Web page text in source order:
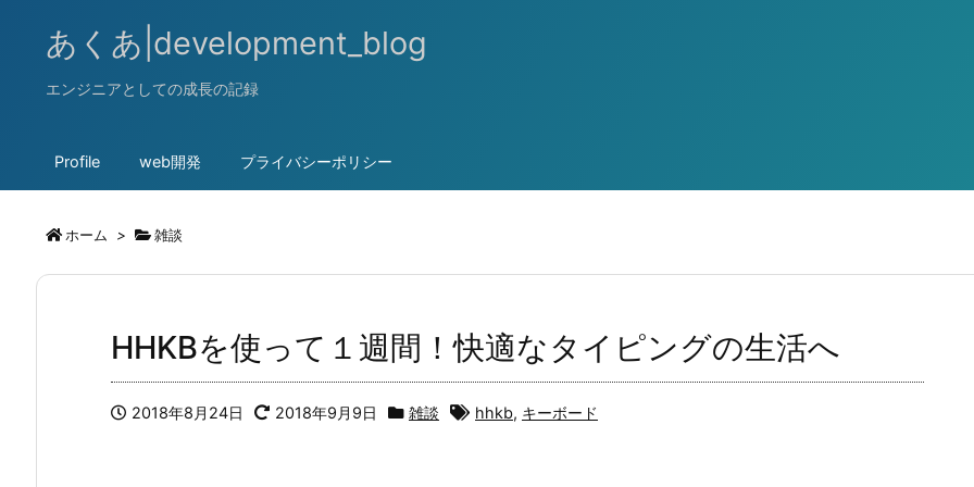
あくあ|development_blog
エンジニアとしての成長の記録
Profile web開発 プライバシーポリシー
ホーム > 雑談
HHKBを使って１週間！快適なタイピングの生活へ
2018年8月24日 2018年9月9日 雑談 hhkb, キーボード